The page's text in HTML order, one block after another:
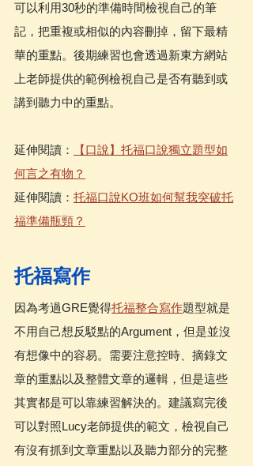
可以利用30秒的準備時間檢視自己的筆
記，把重複或相似的內容刪掉，留下最精
華的重點。後期練習也會透過新東方網站
上老師提供的範例檢視自己是否有聽到或
講到聽力中的重點。
延伸閱讀：
【口說】托福口說獨立題型如
何言之有物？
延伸閱讀： 托福口說KO班如何幫我突破托
福準備瓶頸？
托福寫作
因為考過GRE覺得托福整合寫作題型就是
不用自己想反駁點的Argument，但是並沒
有想像中的容易。需要注意控時、摘錄文
章的重點以及整體文章的邏輯，但是這些
其實都是可以靠練習解決的。建議寫完後
可以對照Lucy老師提供的範文，檢視自己
有沒有抓到文章重點以及聽力部分的完整